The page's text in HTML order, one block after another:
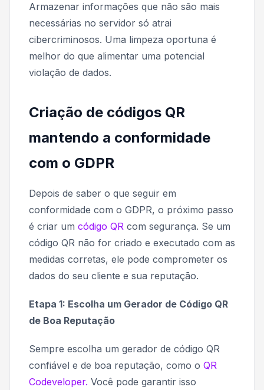
Armazenar informações que não são mais
necessárias no servidor só atrai
cibercriminosos. Uma limpeza oportuna é
melhor do que alimentar uma potencial
violação de dados.
Criação de códigos QR
mantendo a conformidade
com o GDPR
Depois de saber o que seguir em
conformidade com o GDPR, o próximo passo
é criar um código QR com segurança. Se um
código QR não for criado e executado com as
medidas corretas, ele pode comprometer os
dados do seu cliente e sua reputação.
Etapa 1: Escolha um Gerador de Código QR
de Boa Reputação
Sempre escolha um gerador de código QR
confiável e de boa reputação, como o QR
Codeveloper. Você pode garantir isso